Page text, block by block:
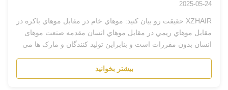
2025-05-24
XZHAIR حقيقت رو بيان کنيد: موهاي خام در مقابل موهاي باکره در
مقابل موهاي ريمي در مقابل موهاي انسان مقدمه صنعت موهای
انسان بدون مقررات است و بنابراین تولید کنندگان و مارک ها می
بیشتر بخوانید